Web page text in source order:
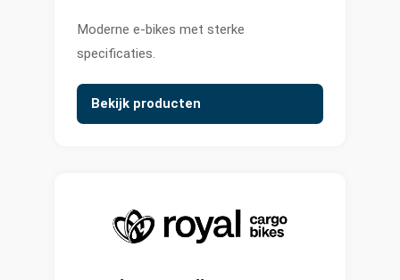
Moderne e-bikes met sterke
specificaties.
Bekijk producten